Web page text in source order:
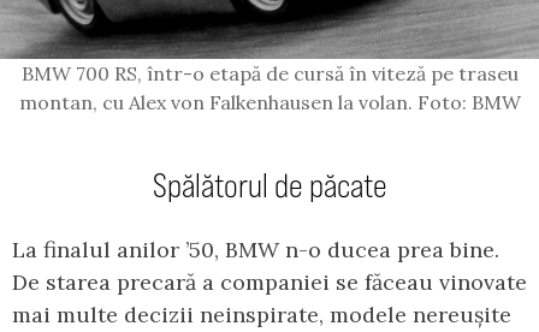
BMW 700 RS, într-o etapă de cursă în viteză pe traseu
montan, cu Alex von Falkenhausen la volan. Foto: BMW
Spălătorul de păcate
La finalul anilor ’50, BMW n-o ducea prea bine.
De starea precară a companiei se făceau vinovate
mai multe decizii neinspirate, modele nereușite